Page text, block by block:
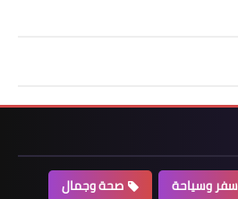
سفر وسياحة
صحة وجمال